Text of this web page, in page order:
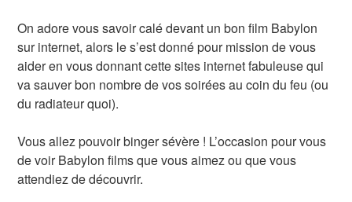
On adore vous savoir calé devant un bon film Babylon
sur internet, alors le s’est donné pour mission de vous
aider en vous donnant cette sites internet fabuleuse qui
va sauver bon nombre de vos soirées au coin du feu (ou
du radiateur quoi).
Vous allez pouvoir binger sévère ! L’occasion pour vous
de voir Babylon films que vous aimez ou que vous
attendiez de découvrir.